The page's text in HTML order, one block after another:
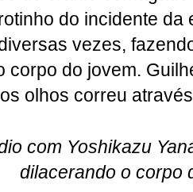
do incidente da
vezes,
corpo do jovem.
olhos correu
com Yoshikazu
dilacerando o corpo